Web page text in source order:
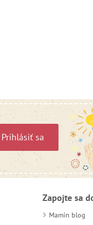
Prihlásiť sa
Zapojte sa
Mamin blog